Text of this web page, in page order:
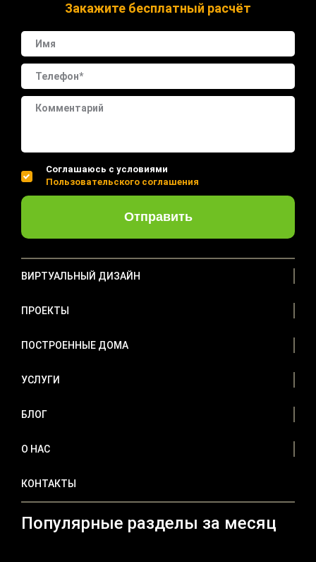
Закажите бесплатный расчёт
Соглашаюсь с условиями
Пользовательского соглашения
Отправить
ВИРТУАЛЬНЫЙ ДИЗАЙН
ПРОЕКТЫ
ПОСТРОЕННЫЕ ДОМА
УСЛУГИ
БЛОГ
О НАС
КОНТАКТЫ
Популярные разделы за месяц